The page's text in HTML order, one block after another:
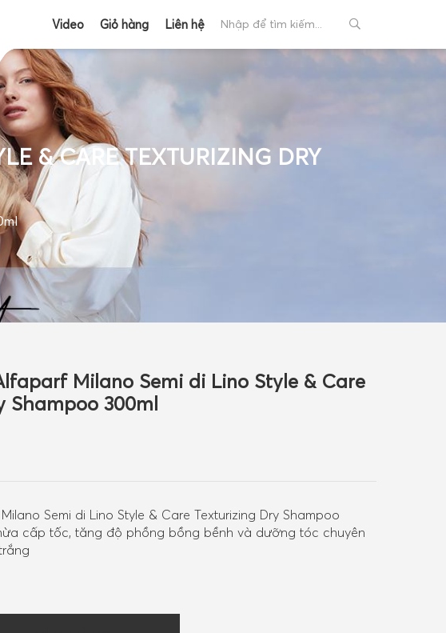
Video Giỏ hàng Liên hệ
& CARE TEXTURIZING DRY
Milano Semi di Lino Style & Care
Shampoo 300ml
Semi di Lino Style & Care Texturizing Dry Shampoo
cấp tốc, tăng độ phồng bồng bềnh và dưỡng tóc chuyên